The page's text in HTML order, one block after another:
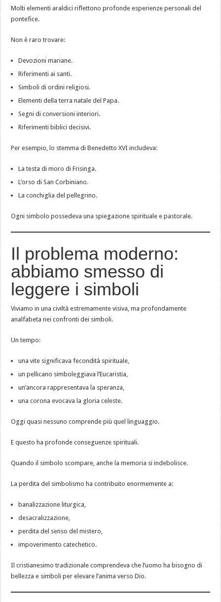
Molti elementi araldici riflettono profonde esperienze personali del
pontefice.
Non è raro trovare:
Devozioni mariane.
Riferimenti ai santi.
Simboli di ordini religiosi.
Elementi della terra natale del Papa.
Segni di conversioni interiori.
Riferimenti biblici decisivi.
Per esempio, lo stemma di Benedetto XVI includeva:
La testa di moro di Frisinga.
L’orso di San Corbiniano.
La conchiglia del pellegrino.
Ogni simbolo possedeva una spiegazione spirituale e pastorale.
Il problema moderno:
abbiamo smesso di
leggere i simboli
Viviamo in una civiltà estremamente visiva, ma profondamente
analfabeta nei confronti dei simboli.
Un tempo:
una vite significava fecondità spirituale,
un pellicano simboleggiava l’Eucaristia,
un’ancora rappresentava la speranza,
una corona evocava la gloria celeste.
Oggi quasi nessuno comprende più quel linguaggio.
E questo ha profonde conseguenze spirituali.
Quando il simbolo scompare, anche la memoria si indebolisce.
La perdita del simbolismo ha contribuito enormemente a:
banalizzazione liturgica,
desacralizzazione,
perdita del senso del mistero,
impoverimento catechetico.
Il cristianesimo tradizionale comprendeva che l’uomo ha bisogno di
bellezza e simboli per elevare l’anima verso Dio.